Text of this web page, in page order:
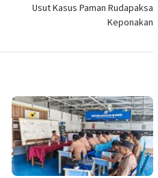
Usut Kasus Paman Rudapaksa
Keponakan